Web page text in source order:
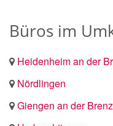
Büros im
Heidenheim an der
Nördlingen
Giengen an der Brenz